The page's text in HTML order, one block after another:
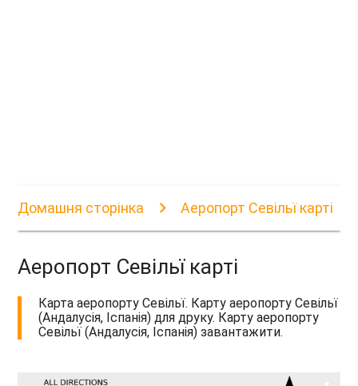
Домашня сторінка Аеропорт Севільї карті
Аеропорт Севільї карті
Карта аеропорту Севільї. Карту аеропорту Севільї
(Андалусія, Іспанія) для друку. Карту аеропорту
Севільї (Андалусія, Іспанія) завантажити.